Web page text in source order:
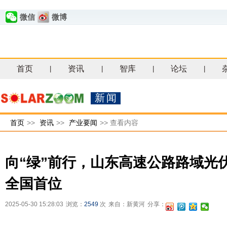
微信 微博
首页 资讯 智库 论坛
新闻
首页 >> 资讯 >> 产业要闻 >> 查看内容
向“绿”前行，山东高速公路路域光
全国首位
2025-05-30 15:28:03 浏览： 2549 次 来自：新黄河 分享：